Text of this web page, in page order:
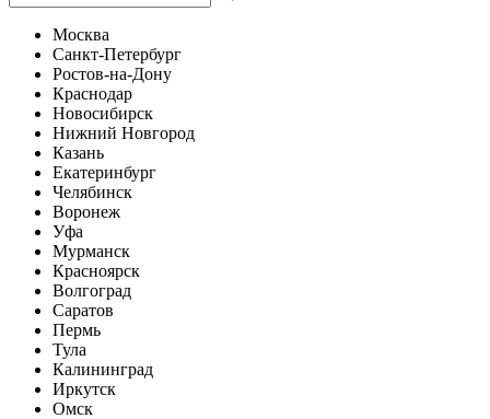
Москва
Санкт-Петербург
Ростов-на-Дону
Краснодар
Новосибирск
Нижний Новгород
Казань
Екатеринбург
Челябинск
Воронеж
Уфа
Мурманск
Красноярск
Волгоград
Саратов
Пермь
Тула
Калининград
Иркутск
Омск